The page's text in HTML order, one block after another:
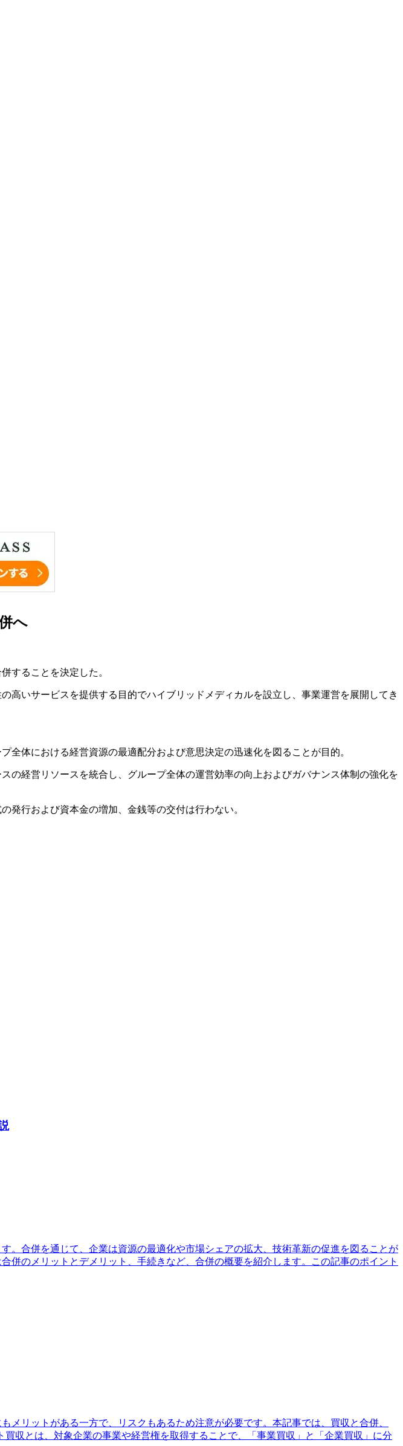
へ
することを決定した。
いサービスを提供する目的でハイブリッドメディカルを設立し、事業運営を展開してき
体における経営資源の最適配分および意思決定の迅速化を図ることが目的。
の経営リソースを統合し、グループ全体の運営効率の向上およびガバナンス体制の強化を
発行および資本金の増加、金銭等の交付は行わない。
。合併を通じて、企業は資源の最適化や市場シェアの拡大、技術革新の促進を図ることが
のメリットとデメリット、手続きなど、合併の概要を紹介します。この記事のポイント
リットがある一方で、リスクもあるため注意が必要です。本記事では、買収と合併、
収とは、対象企業の事業や経営権を取得することで、「事業買収」と「企業買収」に分